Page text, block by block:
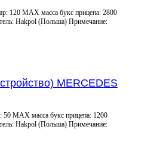
120 MAX масса букс прицепа: 2800
Hakpol (Польша) Примечание:
MERCEDES
MAX масса букс прицепа: 1200
Hakpol (Польша) Примечание: